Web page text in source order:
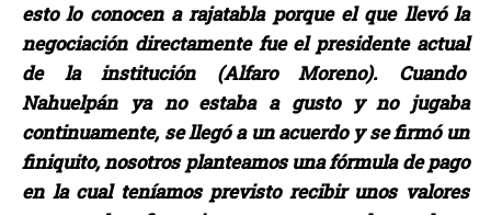
esto lo conocen a rajatabla porque el que llevó la
negociación directamente fue el presidente actual
de la institución (Alfaro Moreno). Cuando
Nahuelpán ya no estaba a gusto y no jugaba
continuamente, se llegó a un acuerdo y se firmó un
finiquito, nosotros planteamos una fórmula de pago
en la cual teníamos previsto recibir unos valores